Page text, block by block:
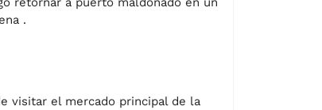
.
visitar el mercado principal de la